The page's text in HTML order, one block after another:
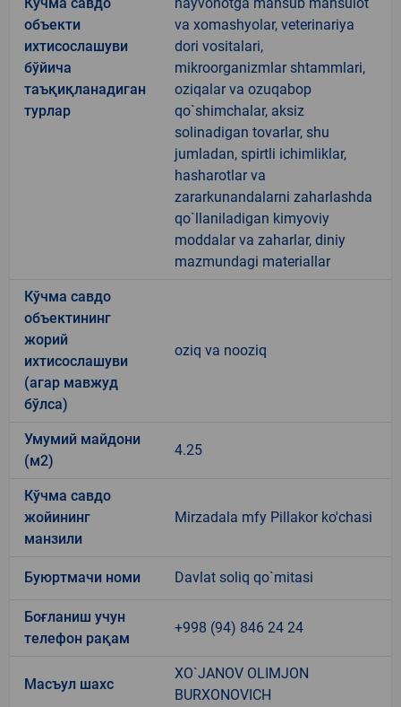
объекти
ихтисослашуви
бўйича
таъқиқланадиган
турлар
va xomashyolar, veterinariya
dori vositalari,
mikroorganizmlar shtammlari,
oziqalar va ozuqabop
qo`shimchalar, aksiz
solinadigan tovarlar, shu
jumladan, spirtli ichimliklar,
hasharotlar va
zararkunandalarni zaharlashda
qo`llaniladigan kimyoviy
moddalar va zaharlar, diniy
mazmundagi materiallar
Кўчма савдо
объектининг
жорий
ихтисослашуви
(агар мавжуд
бўлса)
oziq va nooziq
Умумий майдони
(м2)
4.25
Кўчма савдо
жойининг
манзили
Mirzadala mfy Pillakor ko'chasi
Буюртмачи номи Davlat soliq qo`mitasi
Боғланиш учун
телефон рақам
+998 (94) 846 24 24
Масъул шахс
XO`JANOV OLIMJON
BURXONOVICH